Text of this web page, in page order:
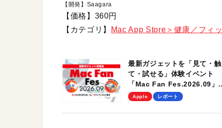
【開発】Saagara
【価格】360円
【カテゴリ】
Mac App Store＞健康／フィ
最新ガジェットを「見て・触
て・試せる」体験イベント
「Mac Fan Fes.2026.09」
を、9月26日（土）に開催し
Apple レポート